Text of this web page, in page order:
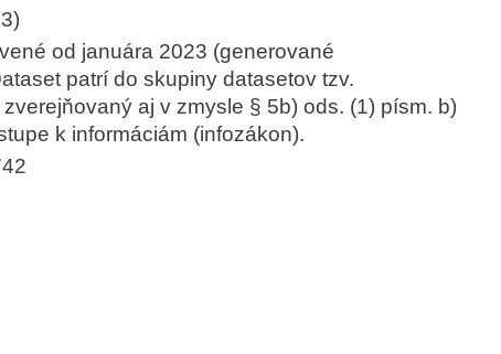
od januára 2023 (generované
patrí do skupiny datasetov tzv.
aj v zmysle § 5b) ods. (1) písm. b)
k informáciám (infozákon).